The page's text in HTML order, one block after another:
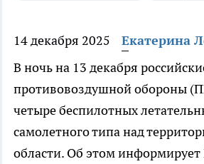
14 декабря 2025
Екатерина
В ночь на 13 декабря
противовоздушной обороны
четыре беспилотных
самолетного типа над
области. Об этом